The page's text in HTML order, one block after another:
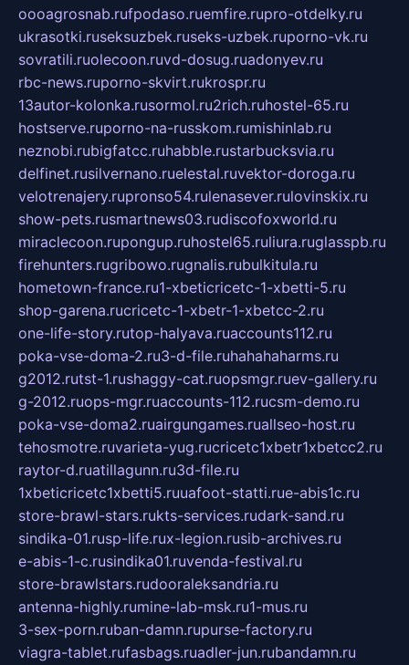
oooagrosnab.rufpodaso.ruemfire.rupro-otdelky.ru
ukrasotki.ruseksuzbek.ruseks-uzbek.ruporno-vk.ru
sovratili.ruolecoon.ruvd-dosug.ruadonyev.ru
rbc-news.ruporno-skvirt.rukrospr.ru
13autor-kolonka.rusormol.ru2rich.ruhostel-65.ru
hostserve.ruporno-na-russkom.rumishinlab.ru
neznobi.rubigfatcc.ruhabble.rustarbucksvia.ru
delfinet.rusilvernano.ruelestal.ruvektor-doroga.ru
velotrenajery.rupronso54.rulenasever.rulovinskix.ru
show-pets.rusmartnews03.rudiscofoxworld.ru
miraclecoon.rupongup.ruhostel65.ruliura.ruglasspb.ru
firehunters.rugribowo.rugnalis.rubulkitula.ru
hometown-france.ru1-xbeticricetc-1-xbetti-5.ru
shop-garena.rucricetc-1-xbetr-1-xbetcc-2.ru
one-life-story.rutop-halyava.ruaccounts112.ru
poka-vse-doma-2.ru3-d-file.ruhahahaharms.ru
g2012.rutst-1.rushaggy-cat.ruopsmgr.ruev-gallery.ru
g-2012.ruops-mgr.ruaccounts-112.rucsm-demo.ru
poka-vse-doma2.ruairgungames.ruallseo-host.ru
tehosmotre.ruvarieta-yug.rucricetc1xbetr1xbetcc2.ru
raytor-d.ruatillagunn.ru3d-file.ru
1xbeticricetc1xbetti5.ruuafoot-statti.rue-abis1c.ru
store-brawl-stars.rukts-services.rudark-sand.ru
sindika-01.rusp-life.rux-legion.rusib-archives.ru
e-abis-1-c.rusindika01.ruvenda-festival.ru
store-brawlstars.rudooraleksandria.ru
antenna-highly.rumine-lab-msk.ru1-mus.ru
3-sex-porn.ruban-damn.rupurse-factory.ru
viagra-tablet.rufasbags.ruadler-jun.rubandamn.ru